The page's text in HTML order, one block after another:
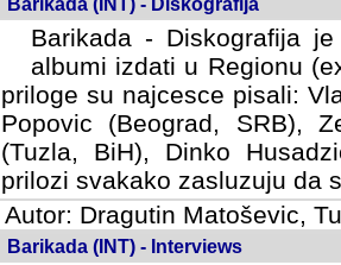
Barikada (INT) - Diskografija
Barikada - Diskografija
albumi izdati u Regionu
priloge su najcesce pisali:
Popovic (Beograd, SRB),
(Tuzla, BiH), Dinko
prilozi svakako zasluzuju da
Autor: Dragutin Matoševic,
Barikada (INT) - Interviews